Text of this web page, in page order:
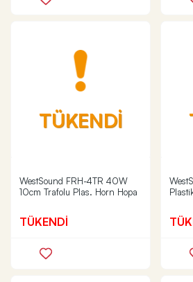
TÜKENDİ
WestSound FRH-4TR 40W
10cm Trafolu Plas. Horn Hopa
TÜKENDİ